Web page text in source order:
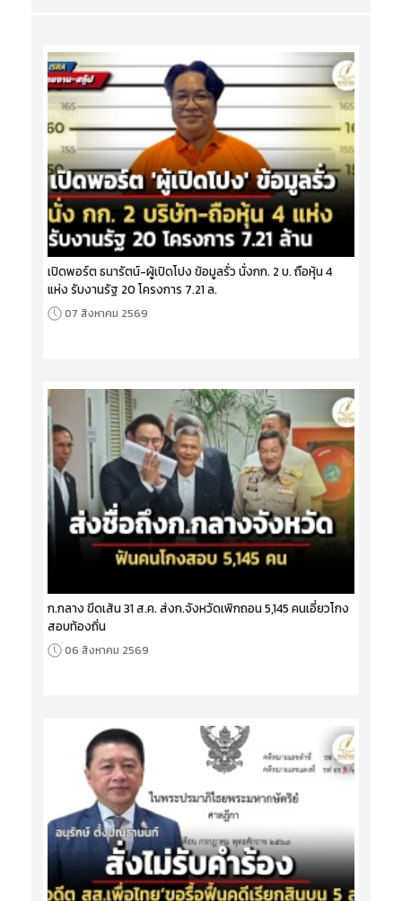
เปิดพอร์ต ธนารัตน์-ผู้เปิดโปง ข้อมูลรั่ว นั่งกก. 2 บ. ถือหุ้น 4
แห่ง รับงานรัฐ 20 โครงการ 7.21 ล.
07 สิงหาคม 2569
ก.กลาง ขีดเส้น 31 ส.ค. ส่งก.จังหวัดเพิกถอน 5,145 คนเอี่ยวโกง
สอบท้องถิ่น
06 สิงหาคม 2569